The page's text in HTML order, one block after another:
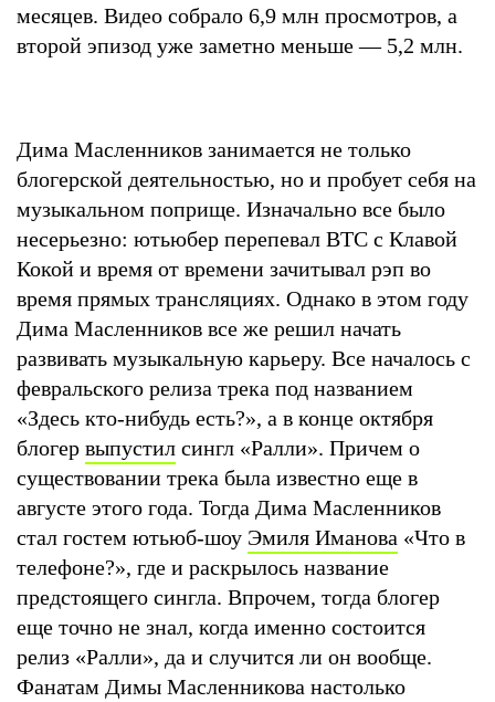
месяцев. Видео собрало 6,9 млн просмотров, а
второй эпизод уже заметно меньше — 5,2 млн.
Дима Масленников занимается не только
блогерской деятельностью, но и пробует себя на
музыкальном поприще. Изначально все было
несерьезно: ютьюбер перепевал BTC с Клавой
Кокой и время от времени зачитывал рэп во
время прямых трансляциях. Однако в этом году
Дима Масленников все же решил начать
развивать музыкальную карьеру. Все началось с
февральского релиза трека под названием
«Здесь кто-нибудь есть?», а в конце октября
блогер выпустил сингл «Ралли». Причем о
существовании трека была известно еще в
августе этого года. Тогда Дима Масленников
стал гостем ютьюб-шоу Эмиля Иманова «Что в
телефоне?», где и раскрылось название
предстоящего сингла. Впрочем, тогда блогер
еще точно не знал, когда именно состоится
релиз «Ралли», да и случится ли он вообще.
Фанатам Димы Масленникова настолько